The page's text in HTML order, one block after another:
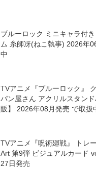
ブルーロック ミニキャラ付
ム 糸師冴(ねこ執事) 2026年
中
TVアニメ『ブルーロック』
パン屋さん アクリルスタン
販】 2026年08月発売 で取扱
TVアニメ『呪術廻戦』 トレ
Art 第9弾 ビジュアルカード
27日発売